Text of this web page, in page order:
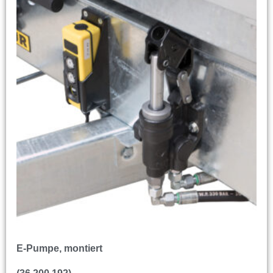
E-Pumpe, montiert